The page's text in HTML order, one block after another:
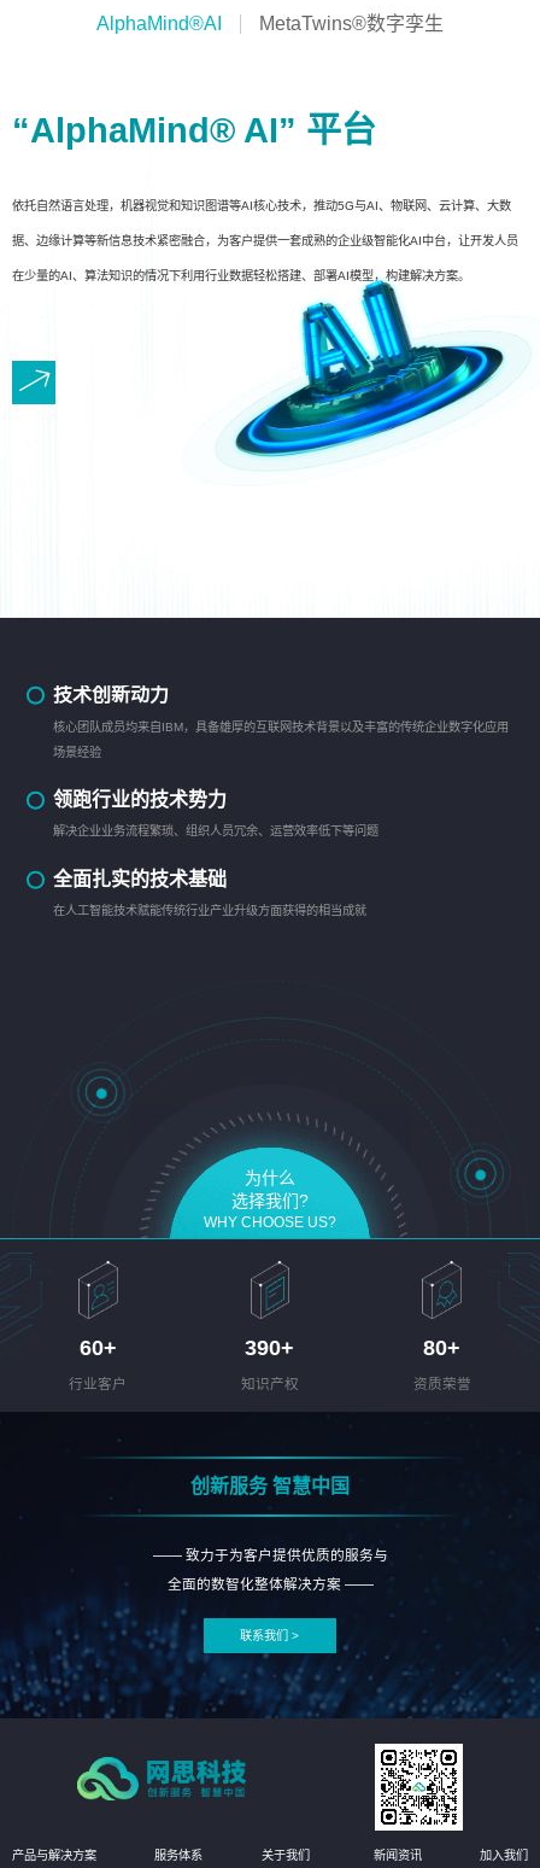
AlphaMind®AI MetaTwins®数字孪生
“AlphaMind® AI” 平台
依托自然语言处理，机器视觉和知识图谱等AI核心技术，推动5G与AI、物联网、云计算、大数
据、边缘计算等新信息技术紧密融合，为客户提供一套成熟的企业级智能化AI中台，让开发人员
在少量的AI、算法知识的情况下利用行业数据轻松搭建、部署AI模型，构建解决方案。
技术创新动力
核心团队成员均来自IBM，具备雄厚的互联网技术背景以及丰富的传统企业数字化应用
场景经验
领跑行业的技术势力
解决企业业务流程繁琐、组织人员冗余、运营效率低下等问题
全面扎实的技术基础
在人工智能技术赋能传统行业产业升级方面获得的相当成就
为什么
选择我们?
WHY CHOOSE US?
60+
行业客户
390+
知识产权
80+
资质荣誉
创新服务 智慧中国
—— 致力于为客户提供优质的服务与
全面的数智化整体解决方案 ——
联系我们 >
产品与解决方案 服务体系 关于我们 新闻资讯 加入我们